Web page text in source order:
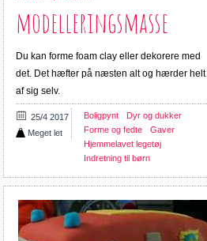
modelleringsmasse
Du kan forme foam clay eller dekorere med
det. Det hæfter på næsten alt og hærder helt
af sig selv.
25/4 2017
Meget let
Boligpynt
Dyr og dukker
Forme og fedte
Gaver
Hjemmelavet legetøj
Indretning til børn